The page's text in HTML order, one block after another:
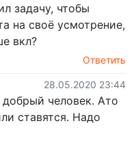
задачу, чтобы
на своё усмотрение,
вкл?
Ответить
28.05.2020 23:44
добрый человек. Ато
ставятся. Надо